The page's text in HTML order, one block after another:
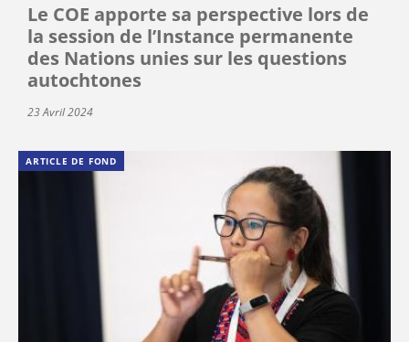
Le COE apporte sa perspective lors de
la session de l’Instance permanente
des Nations unies sur les questions
autochtones
23 Avril 2024
ARTICLE DE FOND